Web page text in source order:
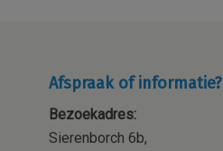
Afspraak of informatie?
Bezoekadres:
Sierenborch 6b,